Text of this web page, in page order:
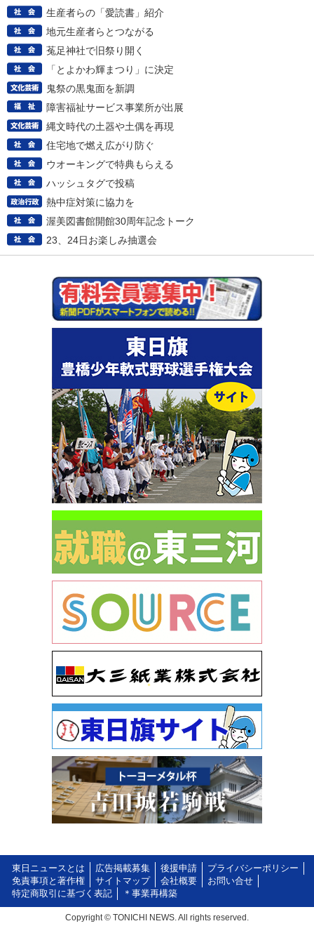
生産者らの「愛読書」紹介
地元生産者らとつながる
菟足神社で旧祭り開く
「とよかわ輝まつり」に決定
鬼祭の黒鬼面を新調
障害福祉サービス事業所が出展
縄文時代の土器や土偶を再現
住宅地で燃え広がり防ぐ
ウオーキングで特典もらえる
ハッシュタグで投稿
熱中症対策に協力を
渥美図書館開館30周年記念トーク
23、24日お楽しみ抽選会
東日ニュースとは 広告掲載募集 後援申請
プライバシーポリシー
免責事項と著作権
サイトマップ 会社概要
お問い合せ
特定商取引に基づく表記
＊事業再構築
Copyright © TONICHI NEWS. All rights reserved.